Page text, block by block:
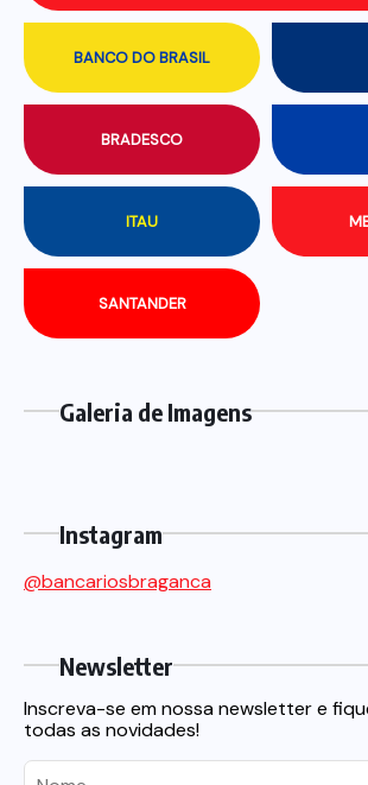
BANCO DO BRASIL
BRADESCO
ITAU
SANTANDER
Galeria de Imagens
Instagram
@bancariosbraganca
Newsletter
Inscreva-se em nossa newsletter e
todas as novidades!